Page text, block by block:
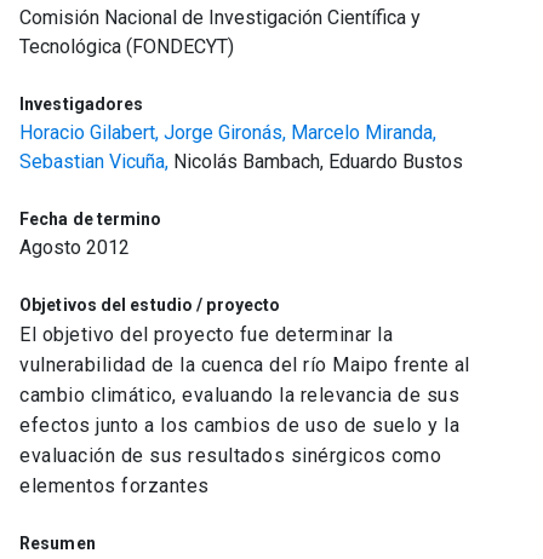
Comisión Nacional de Investigación Científica y
Tecnológica (FONDECYT)
Investigadores
Horacio Gilabert, Jorge Gironás, Marcelo Miranda,
Sebastian Vicuña, Nicolás Bambach, Eduardo Bustos
Fecha de termino
Agosto 2012
Objetivos del estudio / proyecto
El objetivo del proyecto fue determinar la
vulnerabilidad de la cuenca del río Maipo frente al
cambio climático, evaluando la relevancia de sus
efectos junto a los cambios de uso de suelo y la
evaluación de sus resultados sinérgicos como
elementos forzantes
Resumen